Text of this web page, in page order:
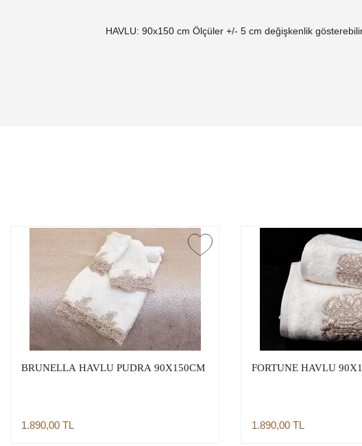
HAVLU: 90x150 cm Ölçüler +/- 5 cm değişkenlik
BRUNELLA HAVLU PUDRA 90X150CM
1.890,00 TL
FORTUNE HAVLU
1.890,00 TL